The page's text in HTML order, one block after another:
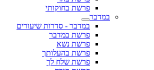
פרשת בחוקותי
במדבר
במדבר - סדרות שיעורים
פרשת במדבר
פרשת נשא
פרשת בהעלותך
פרשת שלח לך